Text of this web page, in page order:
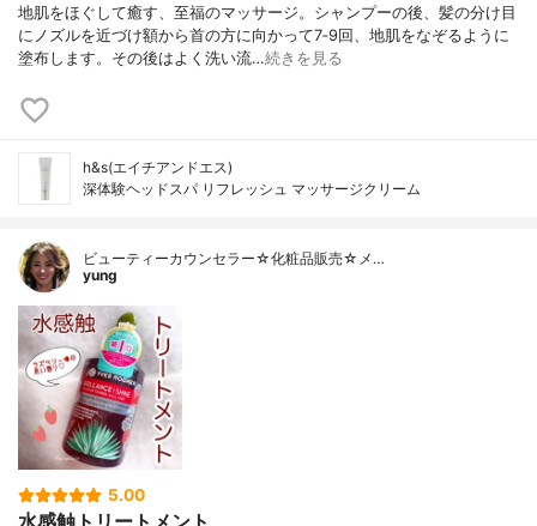
地肌をほぐして癒す、至福のマッサージ。シャンプーの後、髪の分け目
にノズルを近づけ額から首の方に向かって7‐9回、地肌をなぞるように
塗布します。その後はよく洗い流…続きを見る
h&s(エイチアンドエス)
深体験ヘッドスパ リフレッシュ マッサージクリーム
ビューティーカウンセラー☆化粧品販売☆メ…
yung
5.00